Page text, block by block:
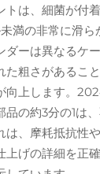
トは、細菌が付
満の非常に滑ら
ーは異なるケ
た粗さがあるこ
向上します。
の約3分の1は
は、摩耗抵抗性
げの詳細を正